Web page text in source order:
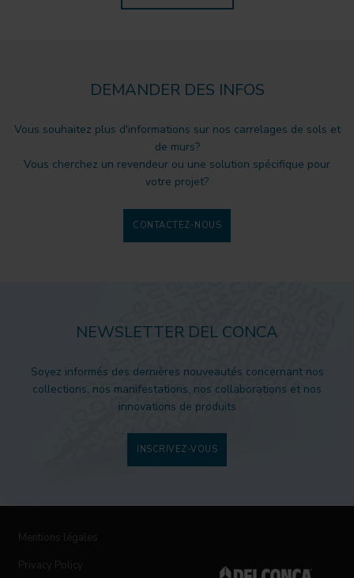
DEMANDER DES INFOS
Vous souhaitez plus d'informations sur nos carrelages de sols et
de murs?
Vous cherchez un revendeur ou une solution spécifique pour
votre projet?
CONTACTEZ-NOUS
NEWSLETTER DEL CONCA
Soyez informés des dernières nouveautés concernant nos
collections, nos manifestations, nos collaborations et nos
innovations de produits
INSCRIVEZ-VOUS
Mentions légales
Privacy Policy